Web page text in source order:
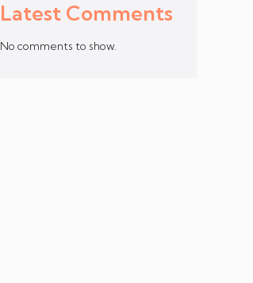
Latest Comments
No comments to show.